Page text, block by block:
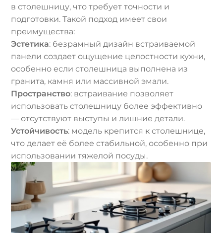
в столешницу, что требует точности и
подготовки. Такой подход имеет свои
преимущества:
Эстетика: безрамный дизайн встраиваемой
панели создает ощущение целостности кухни,
особенно если столешница выполнена из
гранита, камня или массивной эмали.
Пространство: встраивание позволяет
использовать столешницу более эффективно
— отсутствуют выступы и лишние детали.
Устойчивость: модель крепится к столешнице,
что делает её более стабильной, особенно при
использовании тяжелой посуды.